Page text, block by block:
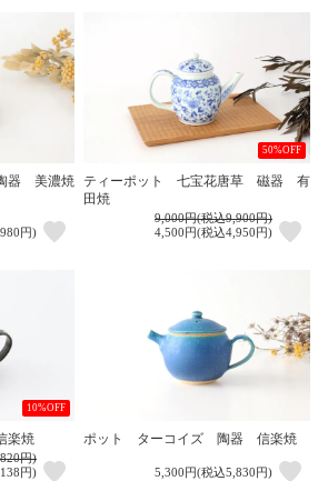
器 美濃焼
円)
50%OFF
ティーポット 七宝花唐草 磁器 有
田焼
9,000円(税込9,900円)
4,500円(税込4,950円)
10%OFF
楽焼
円)
円)
ポット ターコイズ 陶器 信楽焼
5,300円(税込5,830円)